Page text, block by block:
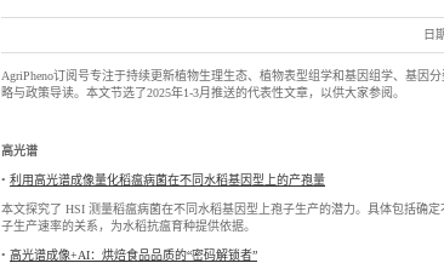
日
AgriPheno订阅号专注于持续更新植物生理生态、植物表型组学和基因组学、基
略与政策导读。本文节选了2025年1-3月推送的代表性文章，以供大家参阅。
高光谱
• 利用高光谱成像量化稻瘟病菌在不同水稻基因型上的产孢量
本文探究了 HSI 测量稻瘟病菌在不同水稻基因型上孢子生产的潜力。具体包括确
子生产速率的关系，为水稻抗瘟育种提供依据。
• 高光谱成像+AI：烘焙食品品质的“密码解锁者”